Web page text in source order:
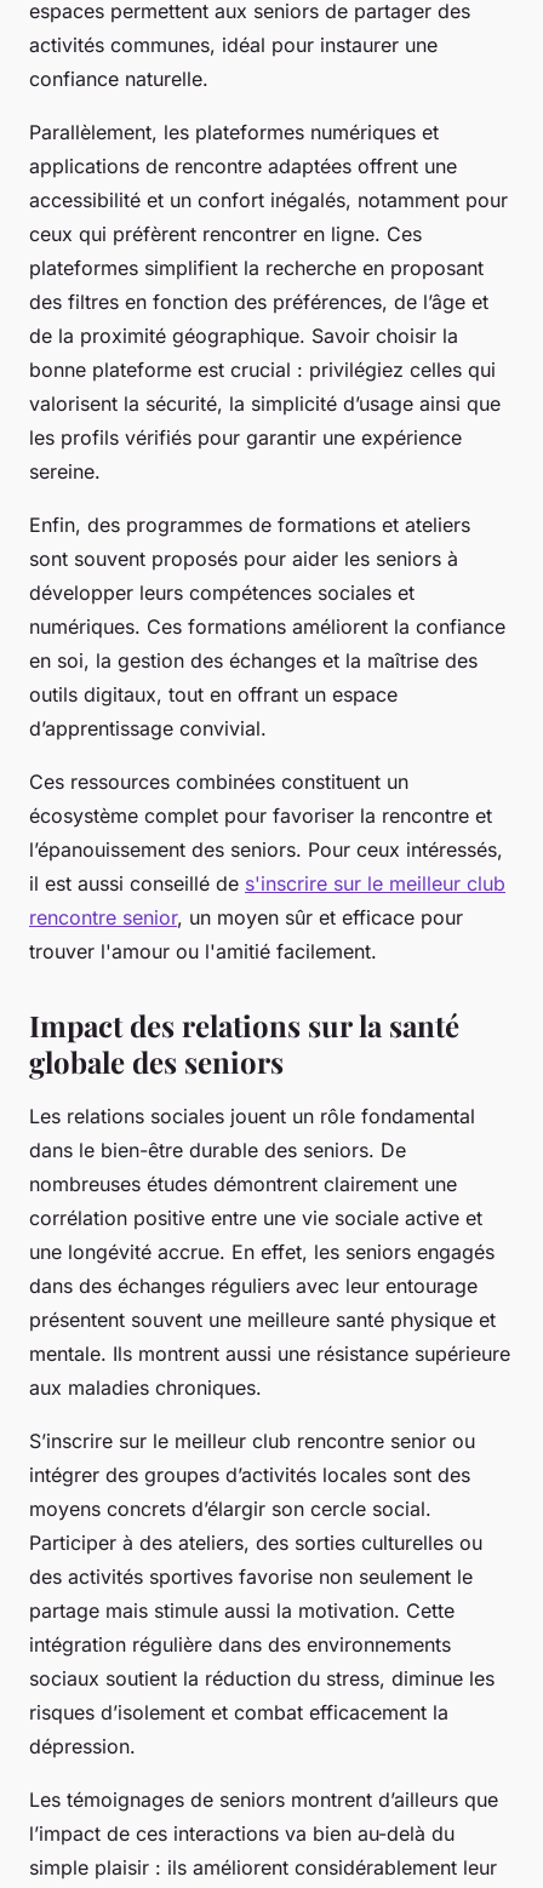
espaces permettent aux seniors de partager des
activités communes, idéal pour instaurer une
confiance naturelle.
Parallèlement, les plateformes numériques et
applications de rencontre adaptées offrent une
accessibilité et un confort inégalés, notamment pour
ceux qui préfèrent rencontrer en ligne. Ces
plateformes simplifient la recherche en proposant
des filtres en fonction des préférences, de l’âge et
de la proximité géographique. Savoir choisir la
bonne plateforme est crucial : privilégiez celles qui
valorisent la sécurité, la simplicité d’usage ainsi que
les profils vérifiés pour garantir une expérience
sereine.
Enfin, des programmes de formations et ateliers
sont souvent proposés pour aider les seniors à
développer leurs compétences sociales et
numériques. Ces formations améliorent la confiance
en soi, la gestion des échanges et la maîtrise des
outils digitaux, tout en offrant un espace
d’apprentissage convivial.
Ces ressources combinées constituent un
écosystème complet pour favoriser la rencontre et
l’épanouissement des seniors. Pour ceux intéressés,
il est aussi conseillé de s'inscrire sur le meilleur club
rencontre senior, un moyen sûr et efficace pour
trouver l'amour ou l'amitié facilement.
Impact des relations sur la santé
globale des seniors
Les relations sociales jouent un rôle fondamental
dans le bien-être durable des seniors. De
nombreuses études démontrent clairement une
corrélation positive entre une vie sociale active et
une longévité accrue. En effet, les seniors engagés
dans des échanges réguliers avec leur entourage
présentent souvent une meilleure santé physique et
mentale. Ils montrent aussi une résistance supérieure
aux maladies chroniques.
S’inscrire sur le meilleur club rencontre senior ou
intégrer des groupes d’activités locales sont des
moyens concrets d’élargir son cercle social.
Participer à des ateliers, des sorties culturelles ou
des activités sportives favorise non seulement le
partage mais stimule aussi la motivation. Cette
intégration régulière dans des environnements
sociaux soutient la réduction du stress, diminue les
risques d’isolement et combat efficacement la
dépression.
Les témoignages de seniors montrent d’ailleurs que
l’impact de ces interactions va bien au-delà du
simple plaisir : ils améliorent considérablement leur